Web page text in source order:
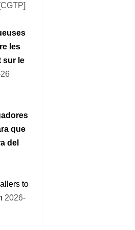
les
sur le
que
del
to
2026-